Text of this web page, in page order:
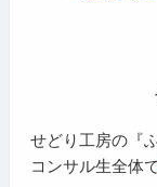
せどり工房の『
コンサル生全体